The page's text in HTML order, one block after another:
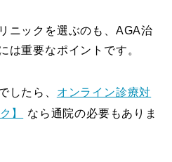
ニックを選ぶのも、AGA治
は重要なポイントです。
したら、 オンライン診療対
】
なら通院の必要もありま